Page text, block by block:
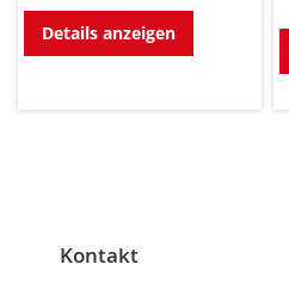
Details anzeigen
Kontakt